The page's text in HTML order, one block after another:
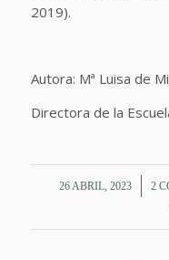
2019).
Autora: Mª Luisa de
Directora de la
26 ABRIL, 2023
/ 2